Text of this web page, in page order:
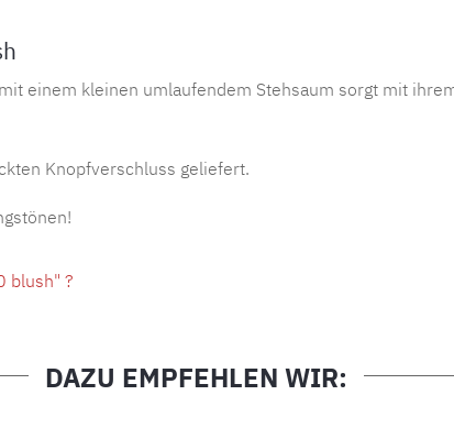
einem kleinen umlaufendem Stehsaum sorgt mit
Knopfverschluss geliefert.
blush" ?
DAZU EMPFEHLEN WIR: